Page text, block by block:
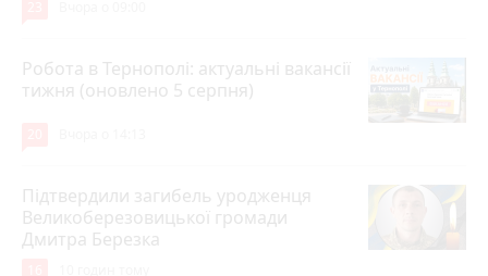
Робота в Тернополі: актуальні вакансії
тижня (оновлено 5 серпня)
Підтвердили загибель уродженця
Великоберезовицької громади
Дмитра Березка